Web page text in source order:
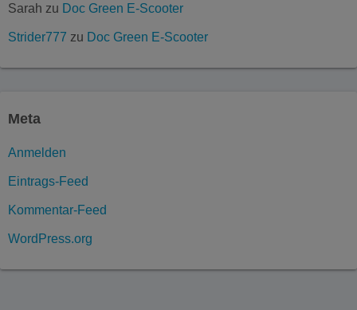
Sarah zu Doc Green E-Scooter
Strider777 zu Doc Green E-Scooter
Meta
Anmelden
Eintrags-Feed
Kommentar-Feed
WordPress.org